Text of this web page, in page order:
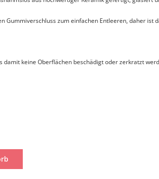
Gummiverschluss zum einfachen Entleeren, daher ist
damit keine Oberflächen beschädigt oder zerkratzt